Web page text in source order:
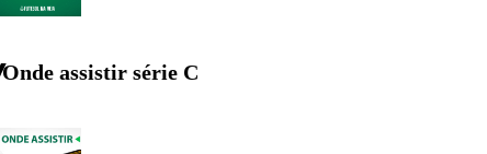
Onde assistir série C